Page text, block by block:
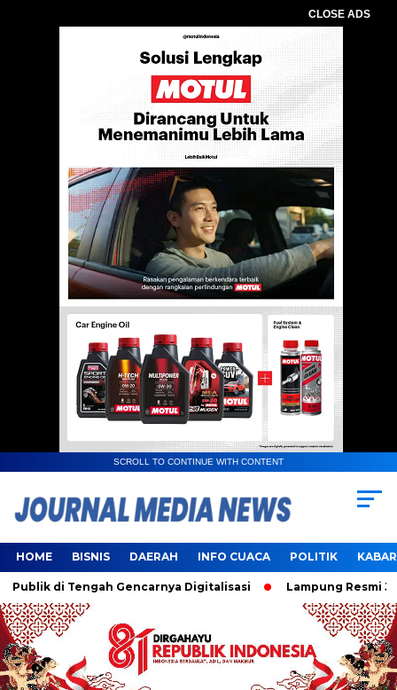
CLOSE ADS
SCROLL TO CONTINUE WITH CONTENT
HOME BISNIS DAERAH INFO CUACA POLITIK
di Tengah Gencarnya Digitalisasi Lampung Resmi Jadi